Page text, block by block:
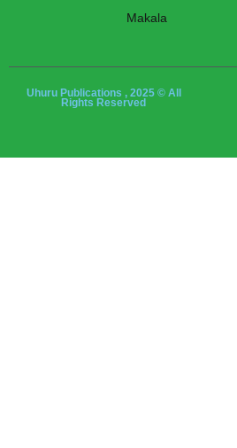
Makala
Uhuru Publications , 2025 © All
Rights Reserved